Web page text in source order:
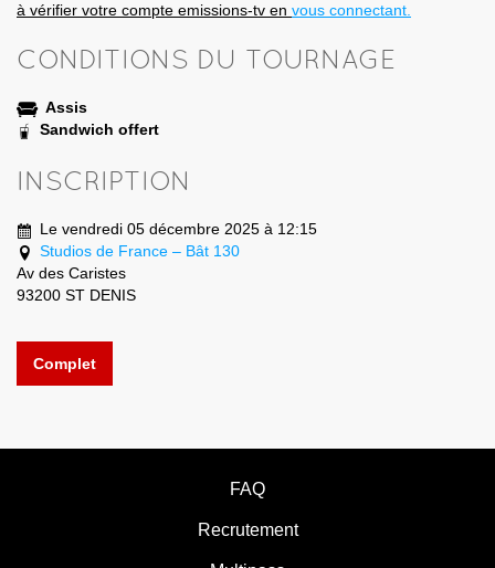
à vérifier votre compte emissions-tv en vous connectant.
CONDITIONS DU TOURNAGE
Assis
Sandwich offert
INSCRIPTION
Le vendredi 05 décembre 2025 à 12:15
Studios de France – Bât 130
Av des Caristes
93200 ST DENIS
Complet
FAQ
Recrutement